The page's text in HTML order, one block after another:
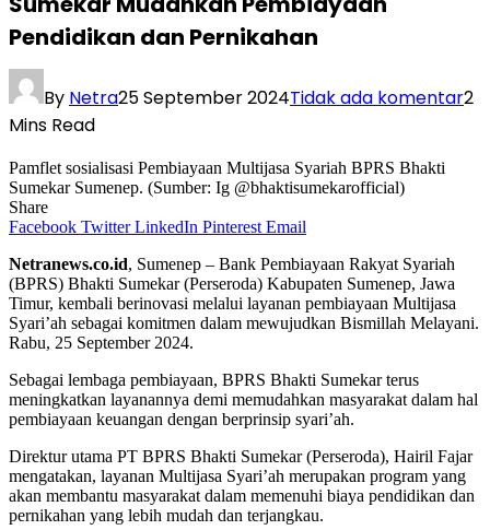
Pendidikan dan Pernikahan
By Netra25 September 2024Tidak ada komentar2
Mins Read
Pamflet sosialisasi Pembiayaan Multijasa Syariah BPRS Bhakti
Sumekar Sumenep. (Sumber: Ig @bhaktisumekarofficial)
Share
Facebook Twitter LinkedIn Pinterest Email
Netranews.co.id, Sumenep – Bank Pembiayaan Rakyat Syariah
(BPRS) Bhakti Sumekar (Perseroda) Kabupaten Sumenep, Jawa
Timur, kembali berinovasi melalui layanan pembiayaan Multijasa
Syari’ah sebagai komitmen dalam mewujudkan Bismillah Melayani.
Rabu, 25 September 2024.
Sebagai lembaga pembiayaan, BPRS Bhakti Sumekar terus
meningkatkan layanannya demi memudahkan masyarakat dalam hal
pembiayaan keuangan dengan berprinsip syari’ah.
Direktur utama PT BPRS Bhakti Sumekar (Perseroda), Hairil Fajar
mengatakan, layanan Multijasa Syari’ah merupakan program yang
akan membantu masyarakat dalam memenuhi biaya pendidikan dan
pernikahan yang lebih mudah dan terjangkau.